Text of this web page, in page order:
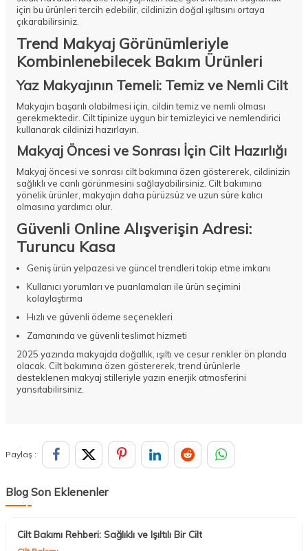
için bu ürünleri tercih edebilir, cildinizin doğal ışıltısını ortaya
çıkarabilirsiniz.
Trend Makyaj Görünümleriyle
Kombinlenebilecek Bakım Ürünleri
Yaz Makyajının Temeli: Temiz ve Nemli Cilt
Makyajın başarılı olabilmesi için, cildin temiz ve nemli olması
gerekmektedir. Cilt tipinize uygun bir temizleyici ve nemlendirici
kullanarak cildinizi hazırlayın.
Makyaj Öncesi ve Sonrası İçin Cilt Hazırlığı
Makyaj öncesi ve sonrası cilt bakımına özen göstererek, cildinizin
sağlıklı ve canlı görünmesini sağlayabilirsiniz. Cilt bakımına
yönelik ürünler, makyajın daha pürüzsüz ve uzun süre kalıcı
olmasına yardımcı olur.
Güvenli Online Alışverişin Adresi:
Turuncu Kasa
Geniş ürün yelpazesi ve güncel trendleri takip etme imkanı
Kullanıcı yorumları ve puanlamaları ile ürün seçimini
kolaylaştırma
Hızlı ve güvenli ödeme seçenekleri
Zamanında ve güvenli teslimat hizmeti
2025 yazında makyajda doğallık, ışıltı ve cesur renkler ön planda
olacak. Cilt bakımına özen göstererek, trend ürünlerle
desteklenen makyaj stilleriyle yazın enerjik atmosferini
yansıtabilirsiniz.
Paylaş :
Blog Son Eklenenler
Cilt Bakımı Rehberi: Sağlıklı ve Işıltılı Bir Cilt